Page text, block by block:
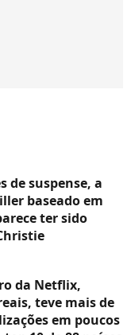
de suspense, a
baseado em
ter sido
da Netflix,
teve mais de
em poucos